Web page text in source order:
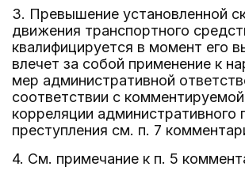
3. Превышение установленной
движения транспортного
квалифицируется в момент его
влечет за собой применение к
мер административной
соответствии с
корреляции административного
преступления см. п. 7
4. См. примечание к п. 5